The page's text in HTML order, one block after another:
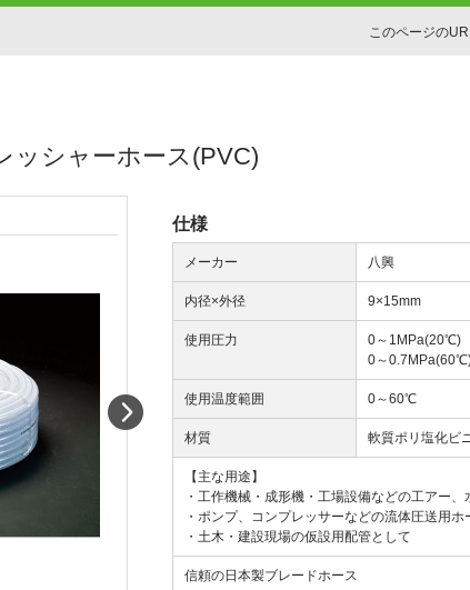
このページの
ッシャーホース(PVC)
仕様
メーカー 八興
内径×外径 9×15mm
使用圧力
0～1MPa(20℃)
0～
使用温度範囲 0～60℃
材質 軟質ポリ塩化ビ
【主な用途】
・工作機械・成形機・工場設備などの工アー
・ポンプ、コンプレッサーなどの流体圧送用ホ
・土木・建設現場の仮設用配管として
信頼の日本製ブレードホース